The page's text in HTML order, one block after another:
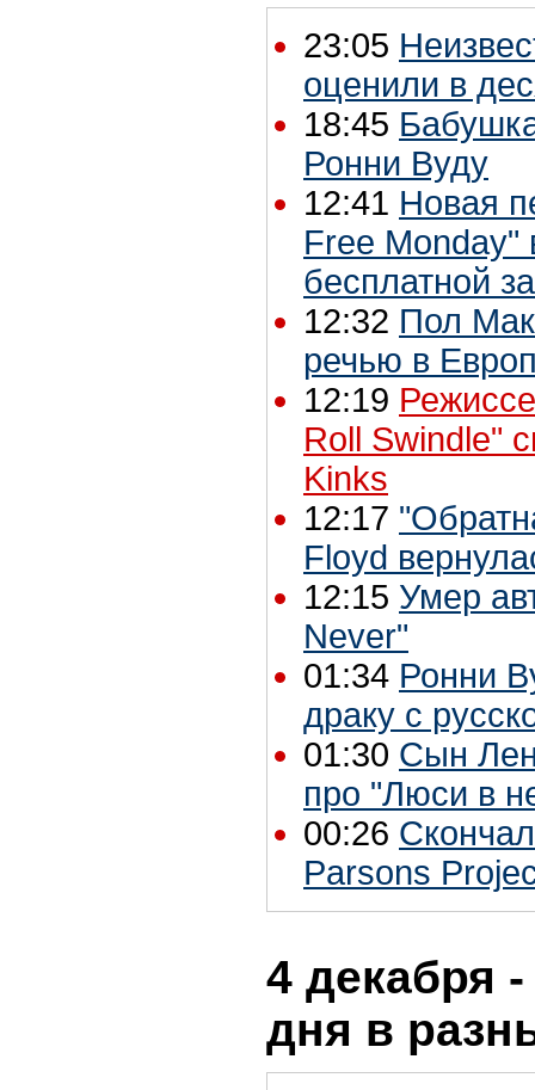
23:05
оценили в
18:45
Ронни Вуду
12:41 Новая
Free
бесплатной
12:32 Пол
речью в
12:19
Roll Swindle"
Kinks
12:17
Floyd
12:15 Умер
Never"
01:34 Ронни
драку с
01:30 Сын
про "Люси в
00:26
Parsons
4 декабря -
дня в